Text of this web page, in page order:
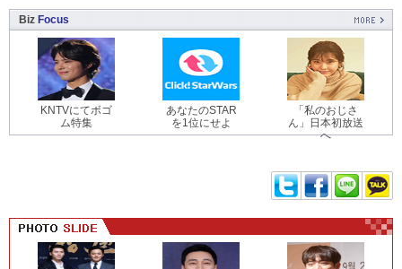
Biz Focus
KNTVにてボゴ
ム特集
あなたのSTAR
を1位にせよ
「私のおじさ
ん」日本初放送
へ